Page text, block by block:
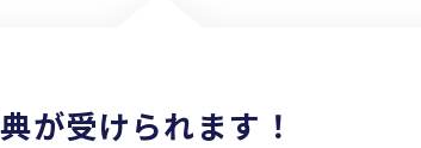
が受けられます！